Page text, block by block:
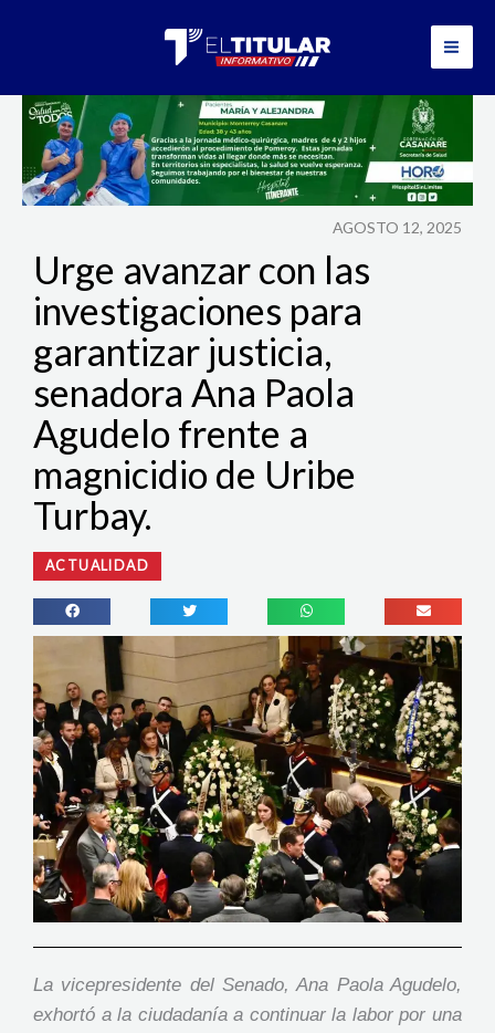
AGOSTO 12, 2025
Urge avanzar con las
investigaciones para
garantizar justicia,
senadora Ana Paola
Agudelo frente a
magnicidio de Uribe
Turbay.
ACTUALIDAD
La vicepresidente del Senado, Ana Paola Agudelo,
exhortó a la ciudadanía a continuar la labor por una